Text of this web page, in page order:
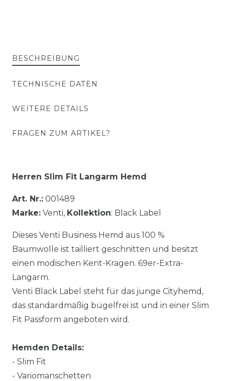
BESCHREIBUNG
TECHNISCHE DATEN
WEITERE DETAILS
FRAGEN ZUM ARTIKEL?
Herren Slim Fit Langarm Hemd
Art. Nr.: 001489
Marke: Venti, Kollektion: Black Label
Dieses Venti Business Hemd aus 100 %
Baumwolle ist tailliert geschnitten und besitzt
einen modischen Kent-Kragen. 69er-Extra-
Langarm.
Venti Black Label steht für das junge Cityhemd,
das standardmäßig bügelfrei ist und in einer Slim
Fit Passform angeboten wird.
Hemden Details:
- Slim Fit
- Variomanschetten